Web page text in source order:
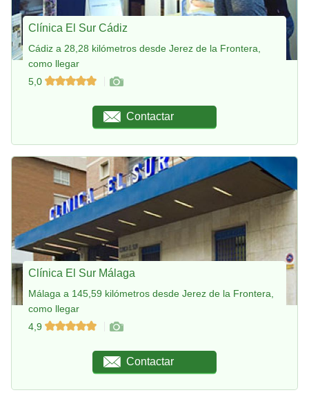
Clínica El Sur Cádiz
Cádiz a 28,28 kilómetros desde Jerez de la Frontera,
como llegar
5,0
Contactar
Clínica El Sur Málaga
Málaga a 145,59 kilómetros desde Jerez de la Frontera,
como llegar
4,9
Contactar